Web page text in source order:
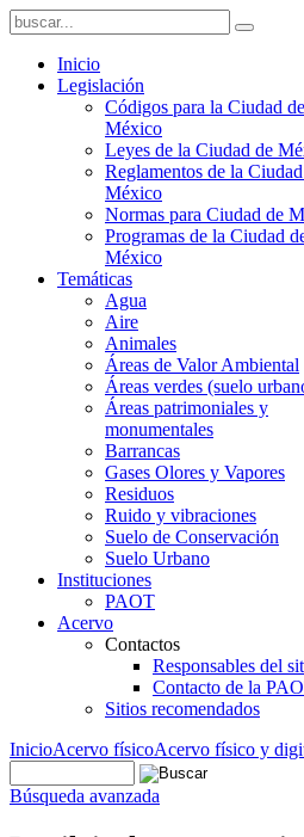
Inicio
Legislación
Códigos para la Ciudad de
México
Leyes de la Ciudad de
Reglamentos de la
México
Normas para Ciudad de
Programas de la Ciudad
México
Temáticas
Agua
Aire
Animales
Áreas de Valor Ambiental
Áreas verdes (suelo
Áreas patrimoniales y
monumentales
Barrancas
Gases Olores y Vapores
Residuos
Ruido y vibraciones
Suelo de Conservación
Suelo Urbano
Instituciones
PAOT
Acervo
Contactos
Responsables del
Contacto de la
Sitios recomendados
InicioAcervo físicoAcervo físico y
Búsqueda avanzada